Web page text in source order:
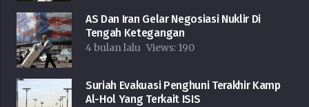
AS Dan Iran Gelar Negosiasi Nuklir Di
Tengah Ketegangan
4 bulan lalu Views: 190
Suriah Evakuasi Penghuni Terakhir Kamp
Al-Hol Yang Terkait ISIS